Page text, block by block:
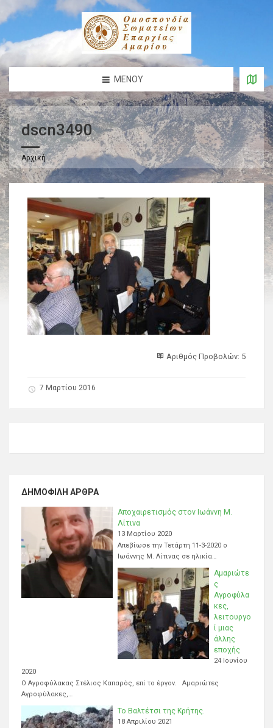
ΜΕΝΟΎ
dscn3490
Αρχική
Αριθμός Προβολών: 5
7 Μαρτίου 2016
ΔΗΜΟΦΙΛΉ ΆΡΘΡΑ
Αποχαιρετισμός στον Ιωάννη Μ.
Λίτινα
13 Μαρτίου 2020
Απεβίωσε την Τετάρτη 11-3-2020 ο
Ιωάννης Μ. Λίτινας σε ηλικία…
Αμαριώτε
ς
Αγροφύλα
κες,
λειτουργο
ί μιας
άλλης
εποχής
24 Ιουνίου
2020
Ο Αγροφύλακας Στέλιος Καπαρός, επί το έργον. Αμαριώτες
Αγροφύλακες,…
Το Βαλτέτσι της Κρήτης.
18 Απριλίου 2021